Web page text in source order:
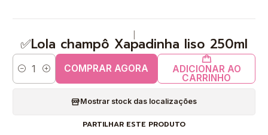
✅Lola champô Xapadinha liso 250ml
Quantidade ADICIONAR AO
CARRINHO
COMPRAR AGORA
Mostrar stock das localizações
PARTILHAR ESTE PRODUTO